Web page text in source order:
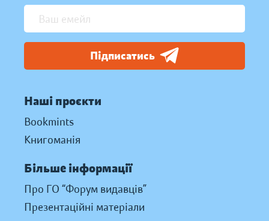
Підписатись
Наші проєкти
Bookmints
Книгоманія
Більше інформації
Про ГО “Форум видавців”
Презентаційні матеріали